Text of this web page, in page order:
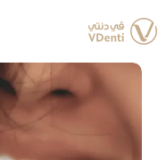
إلى
المحتوى